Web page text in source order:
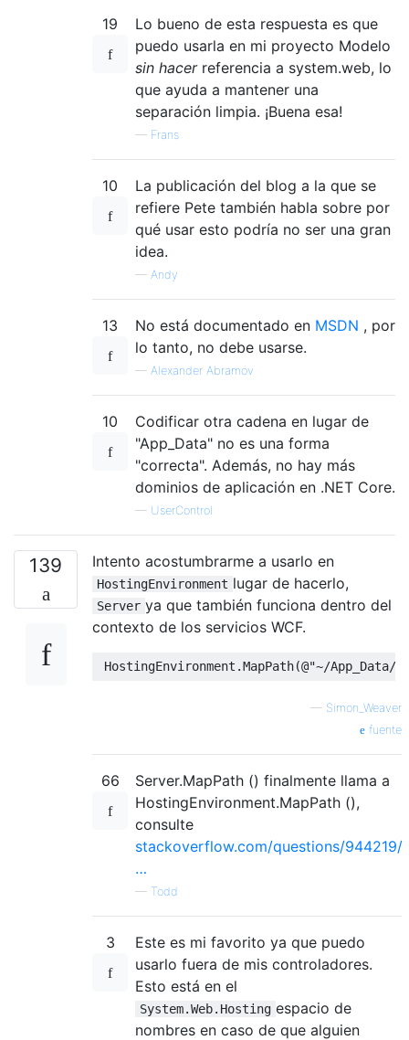
19
Lo bueno de esta respuesta es que
puedo usarla en mi proyecto Modelo
sin hacerreferencia a system.web, lo
que ayuda a mantener una
separación limpia. ¡Buena esa!
— Frans
10
La publicación del blog a la que se
refiere Pete también habla sobre por
qué usar esto podría no ser una gran
idea.
— Andy
13 No está documentado en MSDN , por
lo tanto, no debe usarse.
— Alexander Abramov
10
Codificar otra cadena en lugar de
"App_Data" no es una forma
"correcta". Además, no hay más
dominios de aplicación en .NET Core.
— UserControl
139 Intento acostumbrarme a usarlo en
HostingEnvironment lugar de hacerlo,
Server ya que también funciona dentro del
contexto de los servicios WCF.
HostingEnvironment .MapPath(@"~/App_Data/
— Simon_Weaver
fuente
66
Server.MapPath () finalmente llama a
HostingEnvironment.MapPath (),
consulte
stackoverflow.com/questions/944219/
…
— Todd
3
Este es mi favorito ya que puedo
usarlo fuera de mis controladores.
Esto está en el
System.Web.Hosting espacio de
nombres en caso de que alguien